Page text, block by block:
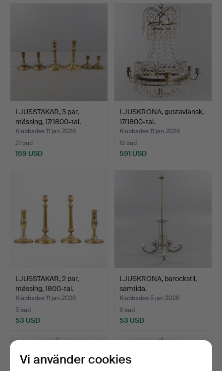
LJUSSTAKAR, 3 par,
mässing, 17/1800-tal.
Klubbades 11 jan 2026
21 bud
159 USD
LJUSKRONA, gustaviansk,
17/1800-tal.
Klubbades 11 jan 2026
15 bud
591 USD
LJUSSTAKAR, 2 par,
mässing, 1800-tal.
Klubbades 11 jan 2026
5 bud
53 USD
LJUSKRONA, barockstil,
samtida.
Klubbades 5 jan 2026
6 bud
53 USD
Vi använder cookies